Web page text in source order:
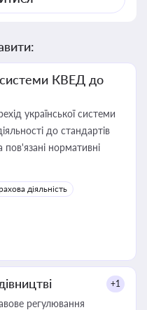
системи КВЕД до
української системи
до стандартів
нормативні
діяльність
+1
регулювання